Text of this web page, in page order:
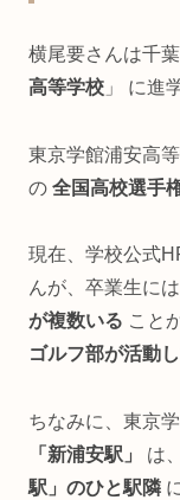
横尾要さんは千
高等学校 」 に進
東京学館浦安高
の 全国高校選手
現在、学校公式
んが、卒業生には
が複数いる こと
ゴルフ部が活動
ちなみに、東京
「新浦安駅」
は
駅」のひと駅隣